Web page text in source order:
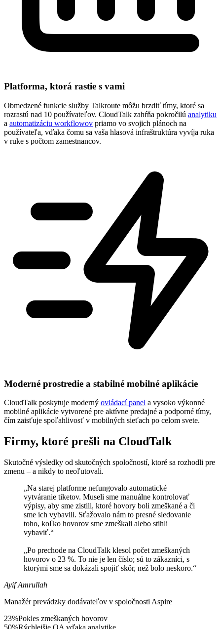
Platforma, ktorá rastie s vami
Obmedzené funkcie služby Talkroute môžu brzdiť tímy, ktoré sa
rozrastú nad 10 používateľov. CloudTalk zahŕňa pokročilú analytiku
a automatizáciu workflowov priamo vo svojich plánoch na
používateľa, vďaka čomu sa vaša hlasová infraštruktúra vyvíja ruka
v ruke s počtom zamestnancov.
Moderné prostredie a stabilné mobilné aplikácie
CloudTalk poskytuje moderný ovládací panel a vysoko výkonné
mobilné aplikácie vytvorené pre aktívne predajné a podporné tímy,
čím zaisťuje spoľahlivosť v mobilných sieťach po celom svete.
Firmy, ktoré prešli na CloudTalk
Skutočné výsledky od skutočných spoločností, ktoré sa rozhodli pre
zmenu – a nikdy to neoľutovali.
„Na starej platforme nefungovalo automatické
vytváranie tiketov. Museli sme manuálne kontrolovať
výpisy, aby sme zistili, ktoré hovory boli zmeškané a či
sme ich vybavili. Sťažovalo nám to presné sledovanie
toho, koľko hovorov sme zmeškali alebo stihli
vybaviť.“
„Po prechode na CloudTalk klesol počet zmeškaných
hovorov o 23 %. To nie je len číslo; sú to zákazníci, s
ktorými sme sa dokázali spojiť skôr, než bolo neskoro.“
Ayif Amrullah
Manažér prevádzky dodávateľov v spoločnosti Aspire
23%Pokles zmeškaných hovorov
50%Rýchlejšie QA vďaka analytike